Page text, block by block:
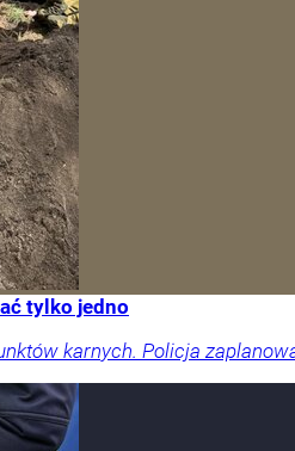
tylko jedno
karnych. Policja